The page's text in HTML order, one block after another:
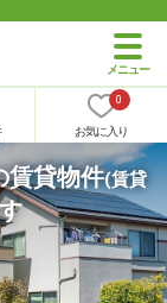
0
お気に入り
賃貸物件(賃貸